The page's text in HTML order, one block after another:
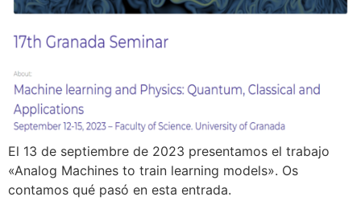
El 13 de septiembre de 2023 presentamos el trabajo
«Analog Machines to train learning models». Os
contamos qué pasó en esta entrada.